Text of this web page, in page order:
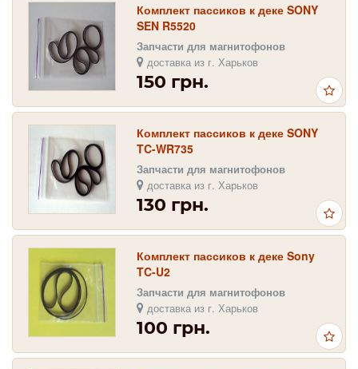
Комплект пассиков к деке SONY
SEN R5520
Запчасти для магнитофонов
доставка из г. Харьков
150 грн.
Комплект пассиков к деке SONY
TC-WR735
Запчасти для магнитофонов
доставка из г. Харьков
130 грн.
Комплект пассиков к деке Sony
TC-U2
Запчасти для магнитофонов
доставка из г. Харьков
100 грн.